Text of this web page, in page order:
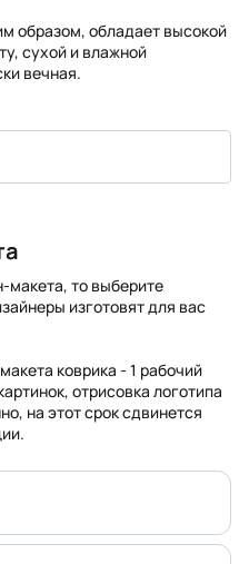
образом, обладает высокой
сухой и влажной
вечная.
макета, то выберите
изготовят для вас
коврика - 1 рабочий
отрисовка логотипа
на этот срок сдвинется